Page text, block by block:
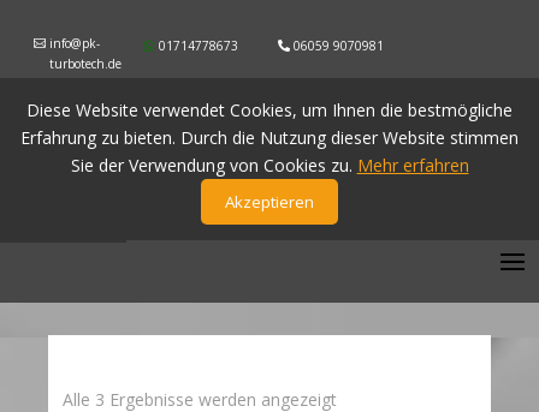
info@pk-
turbotech.de
Diese Website verwendet Cookies, um Ihnen die bestmögliche
Erfahrung zu bieten. Durch die Nutzung dieser Website stimmen
Sie der Verwendung von Cookies zu. Mehr erfahren
Akzeptieren
01714778673 06059 9070981
Alle 3 Ergebnisse werden angezeigtNach